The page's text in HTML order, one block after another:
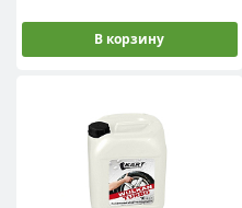
В корзину